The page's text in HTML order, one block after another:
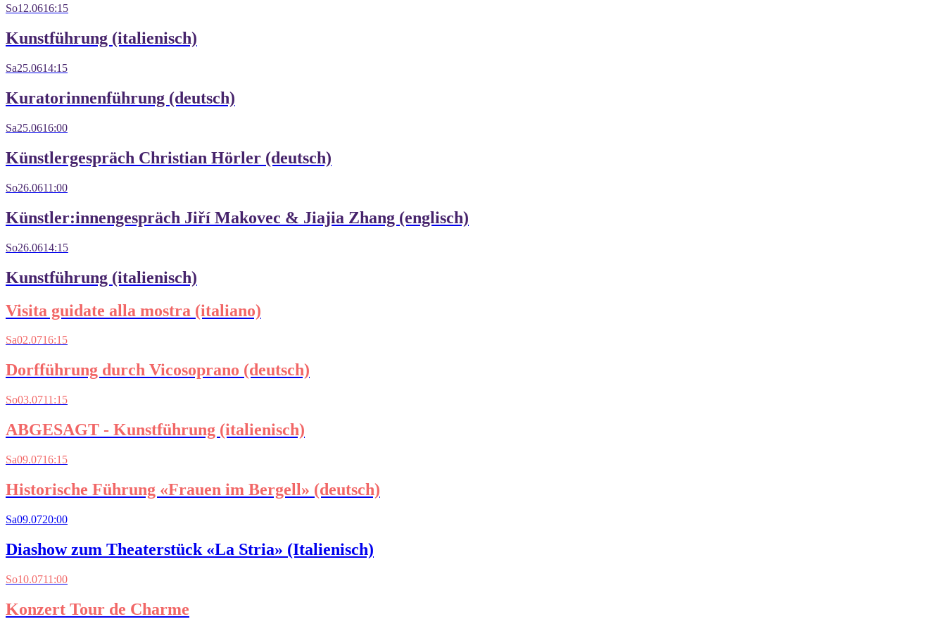
So12.0616:15
Kunstführung (italienisch)
Sa25.0614:15
Kuratorinnenführung (deutsch)
Sa25.0616:00
Künstlergespräch Christian Hörler (deutsch)
So26.0611:00
Künstler:innengespräch Jiří Makovec & Jiajia Zhang (englisch)
So26.0614:15
Kunstführung (italienisch)
Visita guidate alla mostra (italiano)
Sa02.0716:15
Dorfführung durch Vicosoprano (deutsch)
So03.0711:15
ABGESAGT - Kunstführung (italienisch)
Sa09.0716:15
Historische Führung «Frauen im Bergell» (deutsch)
Sa09.0720:00
Diashow zum Theaterstück «La Stria» (Italienisch)
So10.0711:00
Konzert Tour de Charme